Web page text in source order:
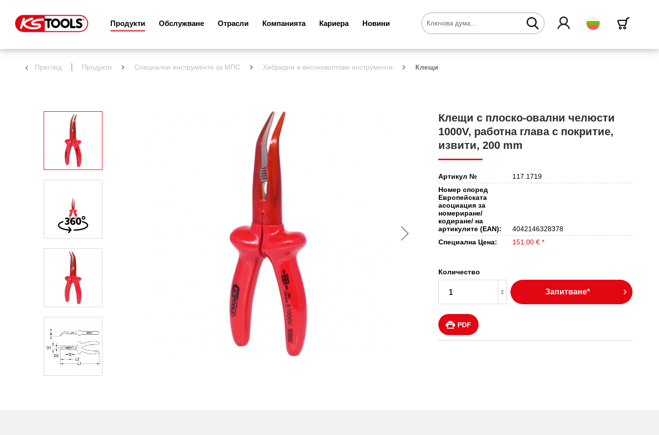
Продукти Обслужване Отрасли Компанията Кариера Новини български
Преглед Продукти Специални инструменти за МПС Хибридни и високоволтови инструменти Клещи
Клещи с плоско-овални челюсти
1000V, работна глава с покритие,
извити, 200 mm
Артикул №
117.1719
Номер според
Европейската
асоциация за
номериране/
кодиране/ на
артикулите (EAN):
4042146328378
Специална Цена:
151,00 € *
Количество
Запитване*
PDF